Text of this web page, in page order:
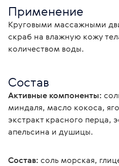
Применение
Круговыми массажными
скраб на влажную кожу
количеством воды.
Состав
Активные компоненты:
миндаля, масло кокоса,
экстракт красного
апельсина и душицы.
Состав: соль морская,